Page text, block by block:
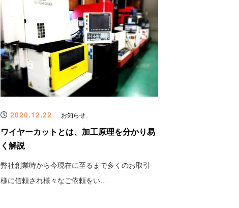
2020.12.22 お知らせ
ワイヤーカットとは、加工原理を分かり易
く解説
弊社創業時から今現在に至るまで多くのお取引
様に信頼され様々なご依頼をい…